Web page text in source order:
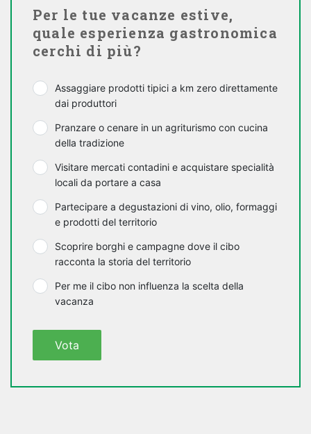
Per le tue vacanze estive,
quale esperienza gastronomica
cerchi di più?
Assaggiare prodotti tipici a km zero direttamente
dai produttori
Pranzare o cenare in un agriturismo con cucina
della tradizione
Visitare mercati contadini e acquistare specialità
locali da portare a casa
Partecipare a degustazioni di vino, olio, formaggi
e prodotti del territorio
Scoprire borghi e campagne dove il cibo
racconta la storia del territorio
Per me il cibo non influenza la scelta della
vacanza
Vota